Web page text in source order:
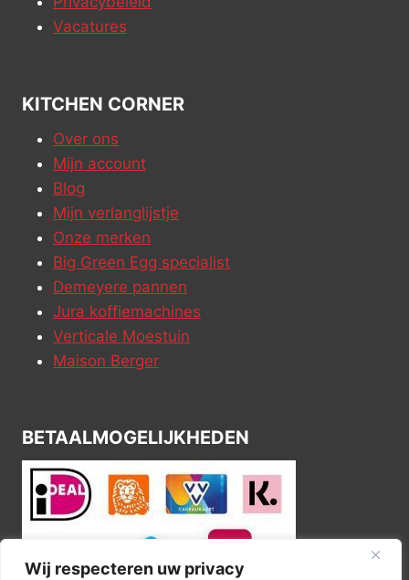
Wij respecteren uw privacy
Vacatures
KITCHEN CORNER
Over ons
Mijn account
Blog
Mijn verlanglijstje
Onze merken
Big Green Egg specialist
Demeyere pannen
Jura koffiemachines
Verticale Moestuin
Maison Berger
BETAALMOGELIJKHEDEN